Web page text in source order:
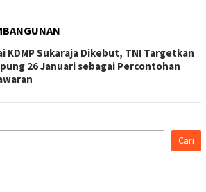
KDMP Sukaraja Dikebut, TNI Targetkan
26 Januari sebagai Percontohan
Cari